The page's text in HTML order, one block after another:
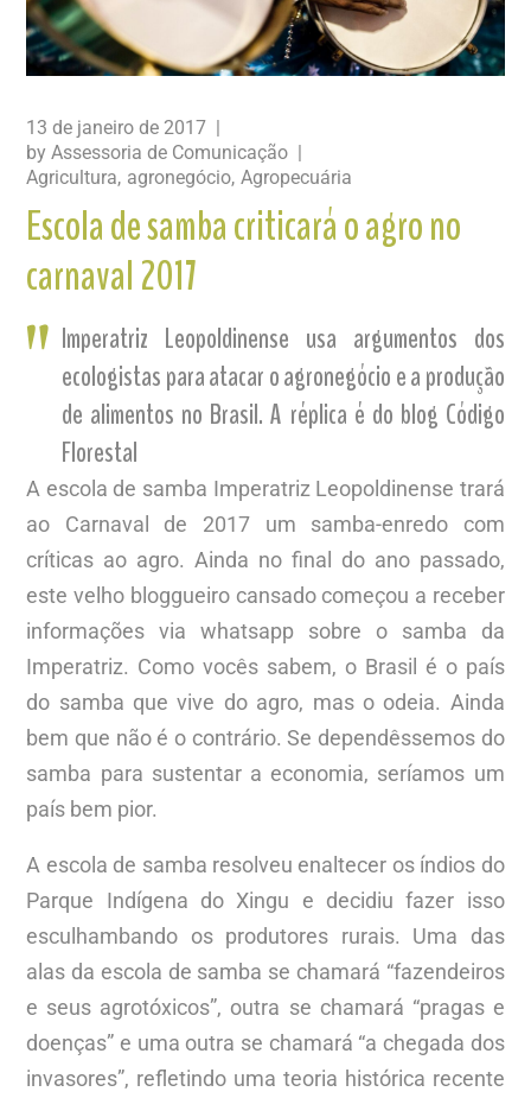
13 de janeiro de 2017
byAssessoria de Comunicação
Agricultura agronegócio Agropecuária
Escola de samba criticará o agro no
carnaval 2017
Imperatriz Leopoldinense usa argumentos dos
ecologistas para atacar o agronegócio e a produção
de alimentos no Brasil. A réplica é do blog Código
Florestal
A escola de samba Imperatriz Leopoldinense trará
ao Carnaval de 2017 um samba-enredo com
críticas ao agro. Ainda no final do ano passado,
este velho bloggueiro cansado começou a receber
informações via whatsapp sobre o samba da
Imperatriz. Como vocês sabem, o Brasil é o país
do samba que vive do agro, mas o odeia. Ainda
bem que não é o contrário. Se dependêssemos do
samba para sustentar a economia, seríamos um
país bem pior.
A escola de samba resolveu enaltecer os índios do
Parque Indígena do Xingu e decidiu fazer isso
esculhambando os produtores rurais. Uma das
alas da escola de samba se chamará “fazendeiros
e seus agrotóxicos”, outra se chamará “pragas e
doenças” e uma outra se chamará “a chegada dos
invasores”, refletindo uma teoria histórica recente